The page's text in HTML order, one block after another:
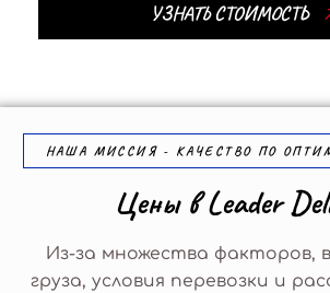
УЗНАТЬ СТОИМОСТЬ
НАША МИССИЯ - КАЧЕСТВО ПО
Цены в Leader Del
Из-за множества факторов,
груза, условия перевозки и